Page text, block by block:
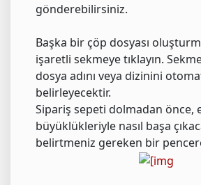
gönderebilirsiniz.
Başka bir çöp dosyası
işaretli sekmeye tıklayın.
dosya adını veya dizinini
belirleyecektir.
Sipariş sepeti dolmadan önce,
büyüklükleriyle nasıl başa
belirtmeniz gereken bir